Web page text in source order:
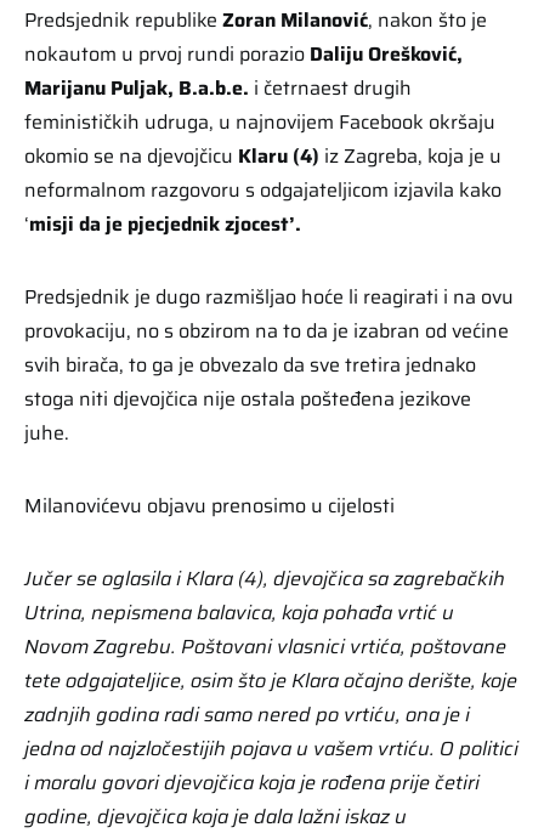
Predsjednik republike Zoran Milanović, nakon što je
nokautom u prvoj rundi porazio Daliju Orešković,
Marijanu Puljak, B.a.b.e. i četrnaest drugih
feminističkih udruga, u najnovijem Facebook okršaju
okomio se na djevojčicu Klaru (4) iz Zagreba, koja je u
neformalnom razgovoru s odgajateljicom izjavila kako
‘misji da je pjecjednik zjocest’.
Predsjednik je dugo razmišljao hoće li reagirati i na ovu
provokaciju, no s obzirom na to da je izabran od većine
svih birača, to ga je obvezalo da sve tretira jednako
stoga niti djevojčica nije ostala pošteđena jezikove
juhe.
Milanovićevu objavu prenosimo u cijelosti
Jučer se oglasila i Klara (4), djevojčica sa zagrebačkih
Utrina, nepismena balavica, koja pohađa vrtić u
Novom Zagrebu. Poštovani vlasnici vrtića, poštovane
tete odgajateljice, osim što je Klara očajno derište, koje
zadnjih godina radi samo nered po vrtiću, ona je i
jedna od najzločestijih pojava u vašem vrtiću. O politici
i moralu govori djevojčica koja je rođena prije četiri
godine, djevojčica koja je dala lažni iskaz u